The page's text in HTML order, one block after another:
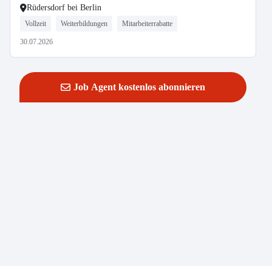
Rüdersdorf bei Berlin
Vollzeit Weiterbildungen Mitarbeiterrabatte
30.07.2026
Job Agent kostenlos abonnieren